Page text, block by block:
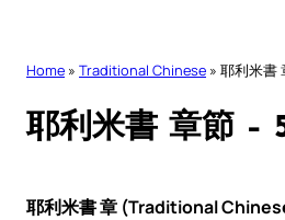
Home » Traditional Chinese » 耶利米書
耶利米書 章節 –
耶利米書 章 (Traditional